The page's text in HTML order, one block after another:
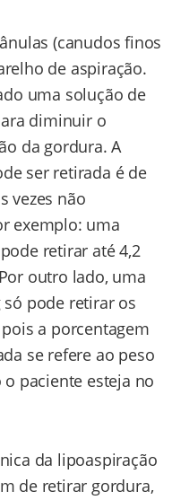
(canudos finos
de aspiração.
uma solução de
diminuir o
da gordura. A
ser retirada é de
vezes não
exemplo: uma
retirar até 4,2
outro lado, uma
só pode retirar os
a porcentagem
se refere ao peso
paciente esteja no
da lipoaspiração
de retirar gordura,